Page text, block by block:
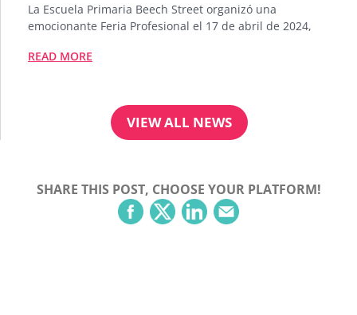
La Escuela Primaria Beech Street organizó una
emocionante Feria Profesional el 17 de abril de 2024,
READ MORE
VIEW ALL NEWS
SHARE THIS POST, CHOOSE YOUR PLATFORM!